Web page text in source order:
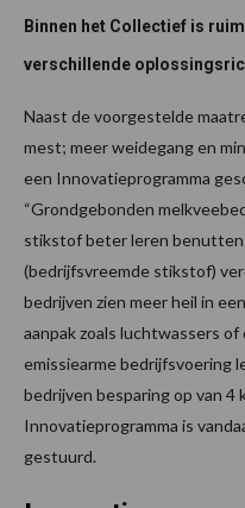
Binnen het Collectief is
verschillende
Naast de voorgestelde
mest; meer weidegang en
een Innovatieprogramma
“Grondgebonden
stikstof beter leren
(bedrijfsvreemde stikstof)
bedrijven zien meer heil in
aanpak zoals luchtwassers
emissiearme bedrijfsvoering
bedrijven besparing op van 4
Innovatieprogramma is
gestuurd.